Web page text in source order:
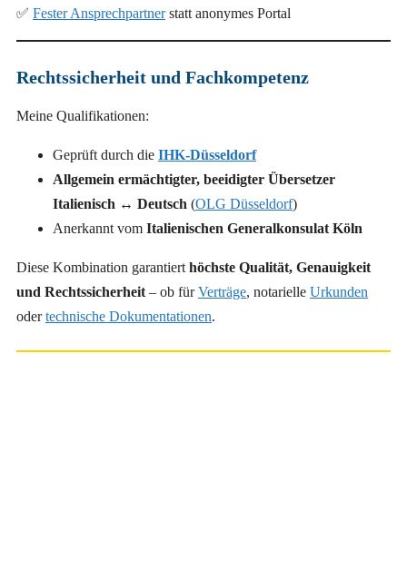
✅ Fester Ansprechpartnerstatt anonymes Portal
Rechtssicherheit und Fachkompetenz
Meine Qualifikationen:
Geprüft durch die IHK-Düsseldorf
Allgemein ermächtigter, beeidigter Übersetzer
Italienisch ↔ Deutsch (OLG Düsseldorf)
Anerkannt vom Italienischen Generalkonsulat Köln
Diese Kombination garantiert höchste Qualität, Genauigkeit
und Rechtssicherheit – ob fürVerträge, notarielle Urkunden
odertechnische Dokumentationen.